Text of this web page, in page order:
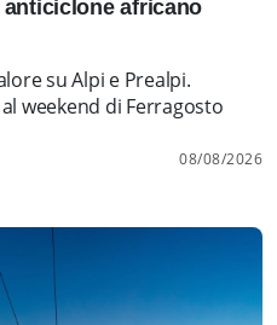
anticiclone africano
su Alpi e Prealpi.
weekend di Ferragosto
08/08/2026